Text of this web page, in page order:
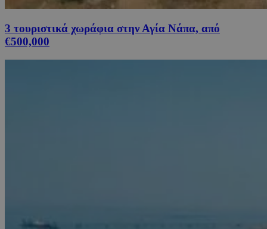
3 τουριστικά χωράφια στην Αγία Νάπα, από
€500,000